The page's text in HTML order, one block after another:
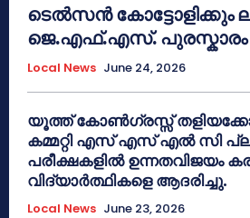
ടെൽസൻ കോട്ടോളിക്കും
ജെ.എഫ്.എസ്. പുരസ്കാരം
Local News June 24, 2026
യൂത്ത് കോൺഗ്രസ്സ്
കമ്മറ്റി എസ് എസ് എൽ സി
പരീക്ഷകളിൽ ഉന്നതവിജയം
വിദ്യാർത്ഥികളെ ആദരിച്ചു.
Local News June 23, 2026